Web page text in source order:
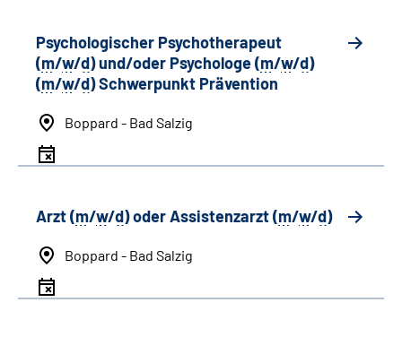
Psychologischer Psychotherapeut
(m/w/d) und/oder Psychologe (m/w/d)
(m/w/d) Schwerpunkt Prävention
Boppard - Bad Salzig
Arzt (m/w/d) oder Assistenzarzt (m/w/d)
Boppard - Bad Salzig